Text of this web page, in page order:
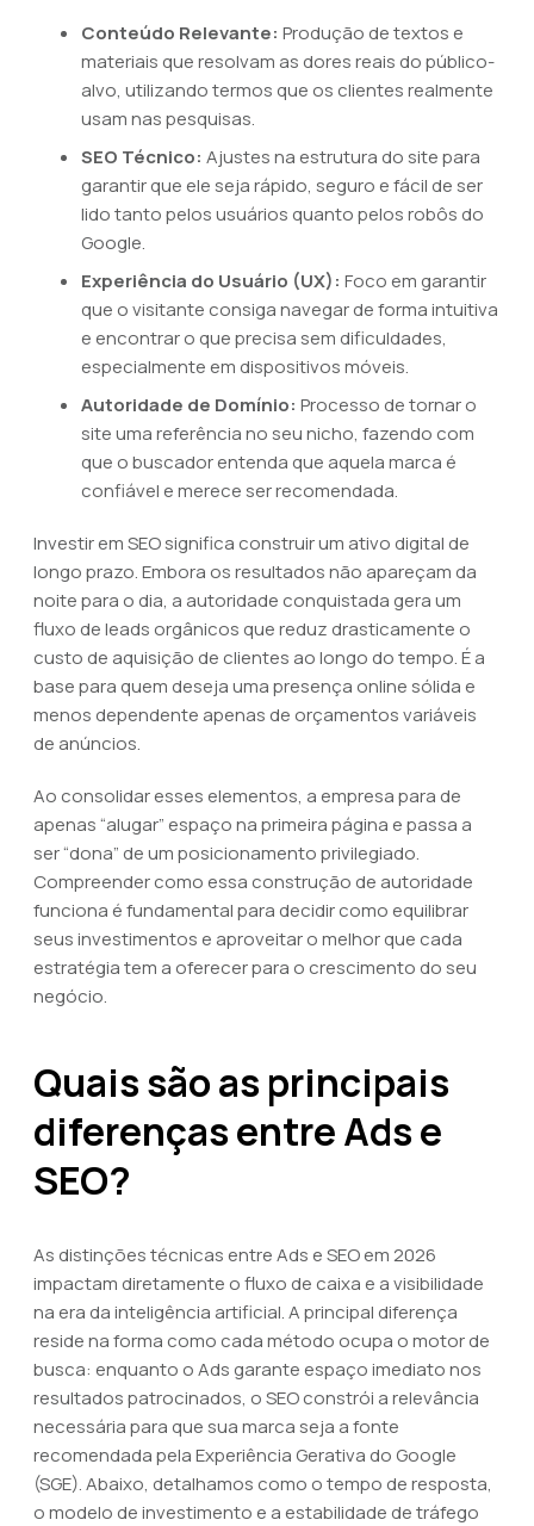
Conteúdo Relevante: Produção de textos e
materiais que resolvam as dores reais do público-
alvo, utilizando termos que os clientes realmente
usam nas pesquisas.
SEO Técnico: Ajustes na estrutura do site para
garantir que ele seja rápido, seguro e fácil de ser
lido tanto pelos usuários quanto pelos robôs do
Google.
Experiência do Usuário (UX): Foco em garantir
que o visitante consiga navegar de forma intuitiva
e encontrar o que precisa sem dificuldades,
especialmente em dispositivos móveis.
Autoridade de Domínio: Processo de tornar o
site uma referência no seu nicho, fazendo com
que o buscador entenda que aquela marca é
confiável e merece ser recomendada.
Investir em SEO significa construir um ativo digital de
longo prazo. Embora os resultados não apareçam da
noite para o dia, a autoridade conquistada gera um
fluxo de leads orgânicos que reduz drasticamente o
custo de aquisição de clientes ao longo do tempo. É a
base para quem deseja uma presença online sólida e
menos dependente apenas de orçamentos variáveis
de anúncios.
Ao consolidar esses elementos, a empresa para de
apenas “alugar” espaço na primeira página e passa a
ser “dona” de um posicionamento privilegiado.
Compreender como essa construção de autoridade
funciona é fundamental para decidir como equilibrar
seus investimentos e aproveitar o melhor que cada
estratégia tem a oferecer para o crescimento do seu
negócio.
Quais são as principais
diferenças entre Ads e
SEO?
As distinções técnicas entre Ads e SEO em 2026
impactam diretamente o fluxo de caixa e a visibilidade
na era da inteligência artificial. A principal diferença
reside na forma como cada método ocupa o motor de
busca: enquanto o Ads garante espaço imediato nos
resultados patrocinados, o SEO constrói a relevância
necessária para que sua marca seja a fonte
recomendada pela Experiência Gerativa do Google
(SGE). Abaixo, detalhamos como o tempo de resposta,
o modelo de investimento e a estabilidade de tráfego